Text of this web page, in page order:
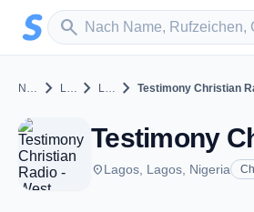
Zum Hauptinhalt springen
search
Sender suchen
Nigeria chevron_right Lagos chevron_right Lagos chevron_rightTestimony Christian
placeLagos, Lagos, Nigeria